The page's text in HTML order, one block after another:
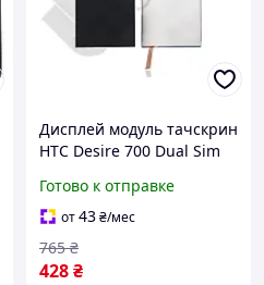
Дисплей модуль тачскрин
HTC Desire 700 Dual Sim
Готово к отправке
от43₴/мес
428₴
765 ₴